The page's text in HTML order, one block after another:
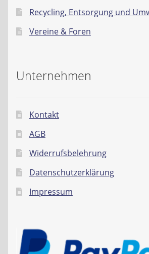
Recycling, Entsorgung und
Vereine & Foren
Unternehmen
Kontakt
AGB
Widerrufsbelehrung
Datenschutzerklärung
Impressum